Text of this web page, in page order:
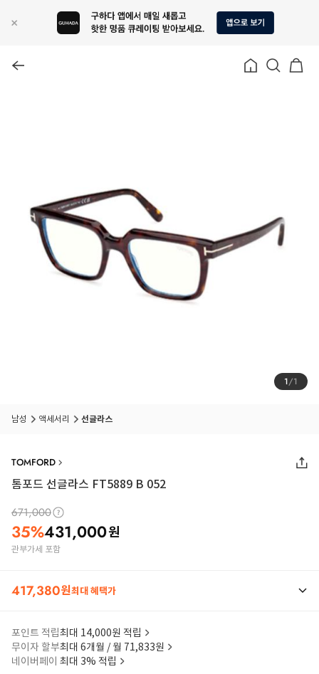
1/1
남성 액세서리 선글라스
TOMFORD
톰포드 선글라스 FT5889 B 052
671,000
35%431,000원
관부가세 포함
417,380원최대 혜택가
포인트 적립최대 14,000원 적립
무이자 할부최대 6개월 / 월 71,833원
네이버페이 최대 3% 적립